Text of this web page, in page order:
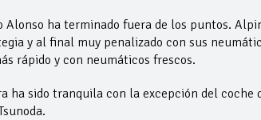
Alonso ha terminado fuera de los puntos.
y al final muy penalizado con sus
rápido y con neumáticos frescos.
ha sido tranquila con la excepción del coche